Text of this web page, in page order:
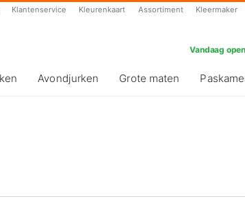
Klantenservice Kleurenkaart Assortiment Kleermaker
Vandaag
Avondjurken Grote maten